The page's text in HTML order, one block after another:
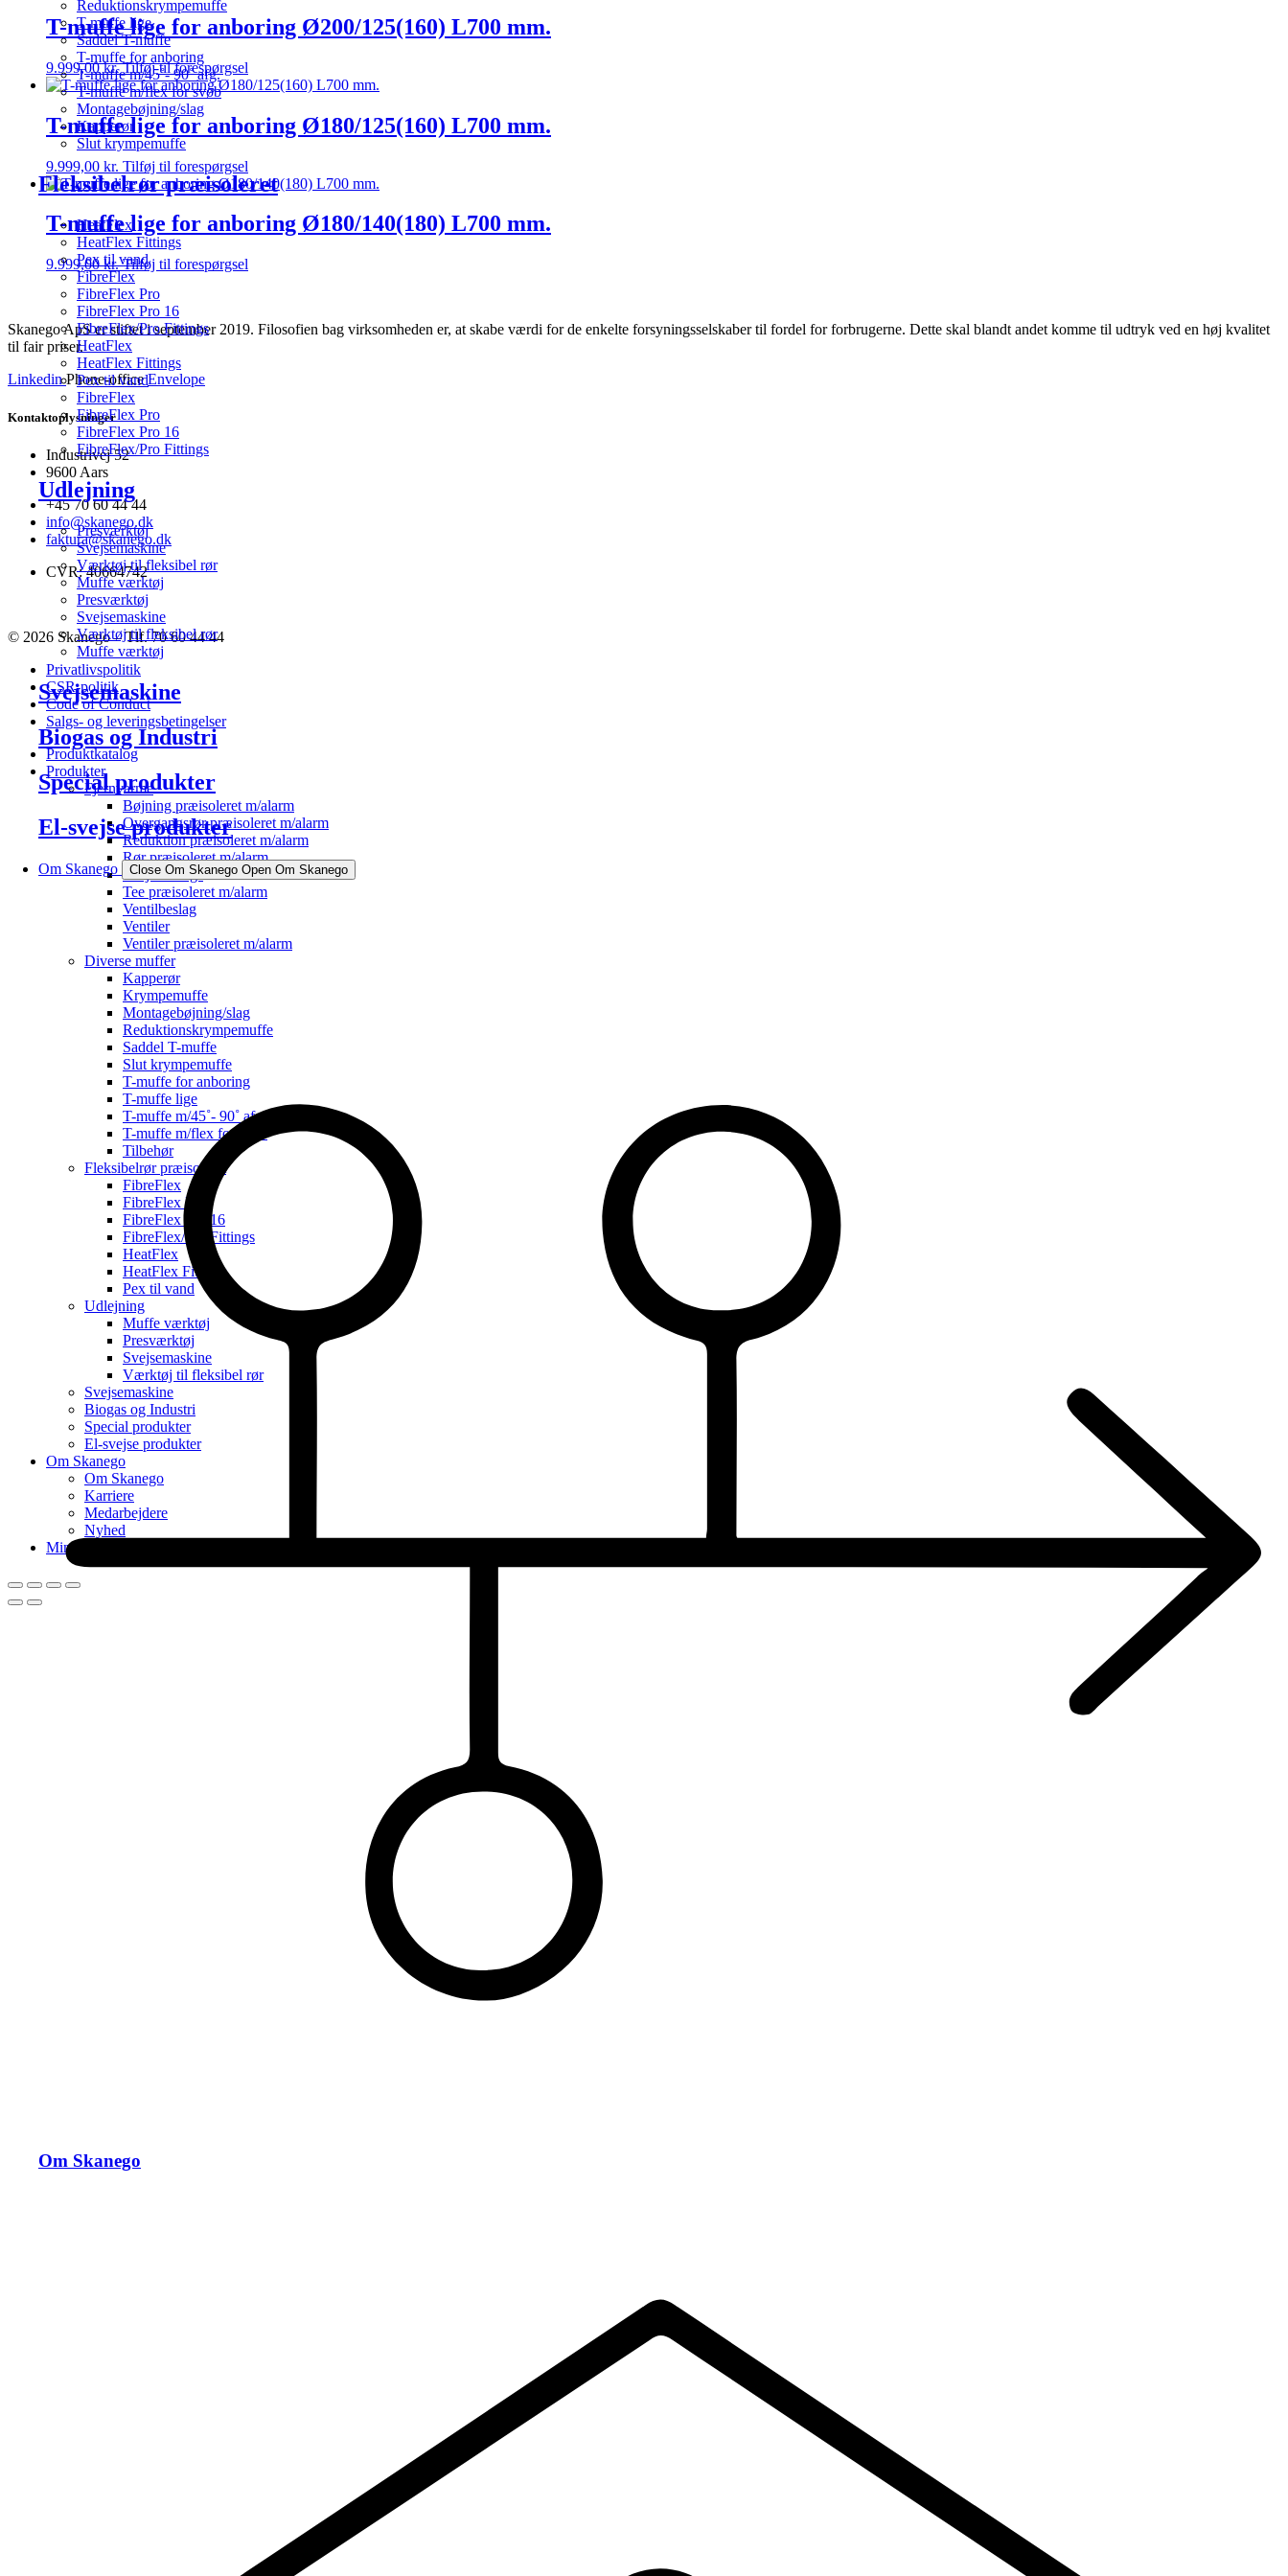
Reduktionskrympemuffe
T-muffe lige
Saddel T-muffe
T-muffe for anboring
T-muffe m/45˚- 90˚ afg.
T-muffe m/flex for svøb
Montagebøjning/slag
Kapperør
Slut krympemuffe
Fleksibelrør præisoleret
HeatFlex
HeatFlex Fittings
Pex til vand
FibreFlex
FibreFlex Pro
FibreFlex Pro 16
FibreFlex/Pro Fittings
HeatFlex
HeatFlex Fittings
Pex til vand
FibreFlex
FibreFlex Pro
FibreFlex Pro 16
FibreFlex/Pro Fittings
Udlejning
Presværktøj
Svejsemaskine
Værktøj til fleksibel rør
Muffe værktøj
Presværktøj
Svejsemaskine
Værktøj til fleksibel rør
Muffe værktøj
Svejsemaskine
Biogas og Industri
Special produkter
El-svejse produkter
Om Skanego Close Om Skanego Open Om Skanego
Om Skanego
T-muffe lige for anboring Ø200/125(160) L700 mm.
9.999,00kr. Tilføj til forespørgsel
T-muffe lige for anboring Ø180/125(160) L700 mm.
9.999,00 kr. Tilføj til forespørgsel
T-muffe lige for anboring Ø180/140(180) L700 mm.
9.999,00kr. Tilføj til forespørgsel
Skanego ApS er stiftet i september 2019. Filosofien bag virksomheden er, at skabe værdi for de enkelte forsyningsselskaber til fordel for forbrugerne. Dette skal blandt andet komme til udtryk ved en høj kvalitet
til fair priser.
Linkedin Phone-office Envelope
Kontaktoplysninger
Industrivej 52
9600 Aars
+45 70 60 44 44
info@skanego.dk
faktura@skanego.dk
CVR: 40664742
© 2026 Skanego – Tlf. 70 60 44 44
Privatlivspolitik
CSR-politik
Code of Conduct
Salgs- og leveringsbetingelser
Produktkatalog
Produkter
Fjernvarme
Bøjning præisoleret m/alarm
Overgangsrør præisoleret m/alarm
Reduktion præisoleret m/alarm
Rør præisoleret m/alarm
Svejsefittings
Tee præisoleret m/alarm
Ventilbeslag
Ventiler
Ventiler præisoleret m/alarm
Diverse muffer
Kapperør
Krympemuffe
Montagebøjning/slag
Reduktionskrympemuffe
Saddel T-muffe
Slut krympemuffe
T-muffe for anboring
T-muffe lige
T-muffe m/45˚- 90˚ afg.
T-muffe m/flex for svøb
Tilbehør
Fleksibelrør præisoleret
FibreFlex
FibreFlex Pro
FibreFlex Pro 16
FibreFlex/Pro Fittings
HeatFlex
HeatFlex Fittings
Pex til vand
Udlejning
Muffe værktøj
Presværktøj
Svejsemaskine
Værktøj til fleksibel rør
Svejsemaskine
Biogas og Industri
Special produkter
El-svejse produkter
Om Skanego
Om Skanego
Karriere
Medarbejdere
Nyhed
Min konto